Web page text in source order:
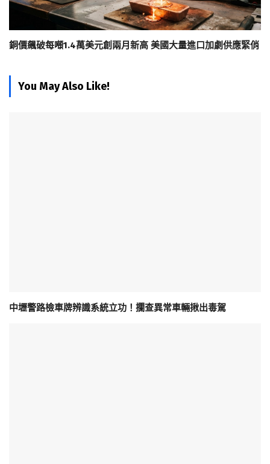
銅價飆破每噸1.4萬美元創兩月新高 美國大量進口加劇供應緊俏
You May Also Like!
中壢警路檢車牌辨識系統立功！攔查異常車輛揪出毒駕